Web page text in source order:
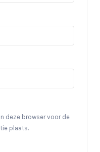
deze browser voor de
plaats.